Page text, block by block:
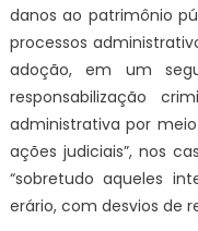
danos ao patrimônio
processos
adoção, em um
responsabilização
administrativa por
ações judiciais”, nos
“sobretudo aqueles
erário, com desvios de